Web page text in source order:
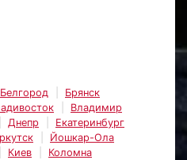
Белгород
Брянск
Владимир
Днепр
Екатеринбург
Йошкар-Ола
Киев
Коломна